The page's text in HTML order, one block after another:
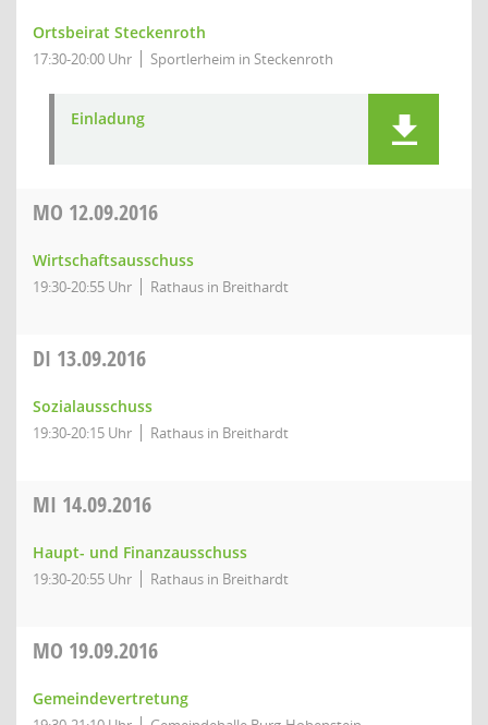
Ortsbeirat Steckenroth
17:30-20:00 Uhr Sportlerheim in Steckenroth
Einladung
MO 12.09.2016
Wirtschaftsausschuss
19:30-20:55 Uhr Rathaus in Breithardt
DI 13.09.2016
Sozialausschuss
19:30-20:15 Uhr Rathaus in Breithardt
MI 14.09.2016
Haupt- und Finanzausschuss
19:30-20:55 Uhr Rathaus in Breithardt
MO 19.09.2016
Gemeindevertretung